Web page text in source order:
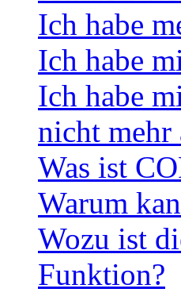
Ich habe
Ich habe
Ich habe
nicht mehr
Was ist
Warum
Wozu ist
Funktion?